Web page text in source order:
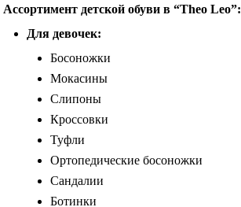
Ассортимент детской обуви в “Theo Leo”:
Для девочек:
Босоножки
Мокасины
Слипоны
Кроссовки
Туфли
Ортопедические босоножки
Сандалии
Ботинки